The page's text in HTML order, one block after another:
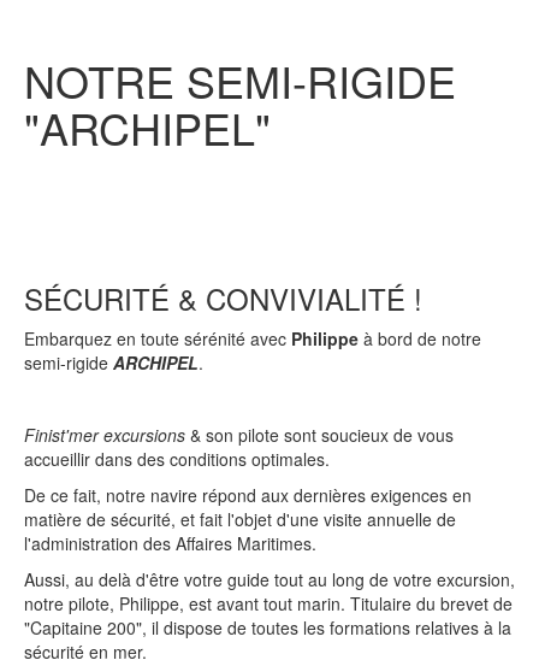
NOTRE SEMI-RIGIDE
"ARCHIPEL"
SÉCURITÉ & CONVIVIALITÉ !
Embarquez en toute sérénité avec Philippe à bord de notre
semi-rigide ARCHIPEL.
Finist'mer excursions & son pilote sont soucieux de vous
accueillir dans des conditions optimales.
De ce fait, notre navire répond aux dernières exigences en
matière de sécurité, et fait l'objet d'une visite annuelle de
l'administration des Affaires Maritimes.
Aussi, au delà d'être votre guide tout au long de votre excursion,
notre pilote, Philippe, est avant tout marin. Titulaire du brevet de
"Capitaine 200", il dispose de toutes les formations relatives à la
sécurité en mer.